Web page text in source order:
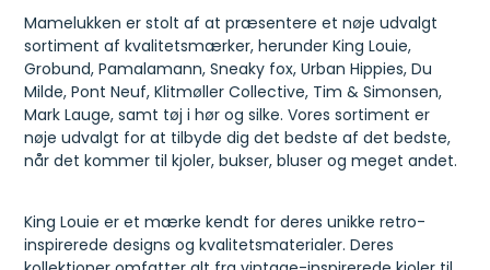
Mamelukken er stolt af at præsentere et nøje udvalgt
sortiment af kvalitetsmærker, herunder King Louie,
Grobund, Pamalamann, Sneaky fox, Urban Hippies, Du
Milde, Pont Neuf, Klitmøller Collective, Tim & Simonsen,
Mark Lauge, samt tøj i hør og silke. Vores sortiment er
nøje udvalgt for at tilbyde dig det bedste af det bedste,
når det kommer til kjoler, bukser, bluser og meget andet.
King Louie er et mærke kendt for deres unikke retro-
inspirerede designs og kvalitetsmaterialer. Deres